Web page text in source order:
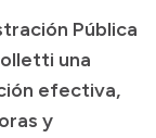
Pública
una
efectiva,
y